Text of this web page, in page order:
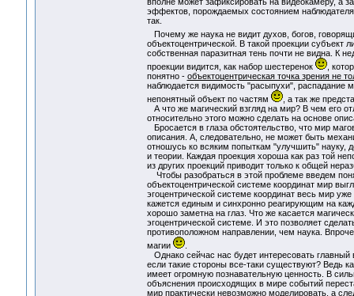
эффектов, порождаемых состоянием
так.
Почему же наука не видит духов, богов,
объектоцентрической. В такой проекции субъект
собственная паразитная тень почти не видна. К
проекции видится, как набор шестеренок
,
понятно - объектоцентрическая точка зрения не
наблюдается видимость "расыпухи", распадание
непонятный объект по частям
, а так же
А что же магический взгляд на мир? В чем его
относительно этого можно сделать на основе
Бросается в глаза обстоятельство, что мир
описания. А, следовательно, не может быть
отношусь ко всяким попыткам "улучшить" науку,
и теории. Каждая проекция хороша как раз той
из других проекций приводит только к общей
Чтобы разобраться в этой проблеме введем
объектоцентрической системе координат мир
эгоцентрической системе координат весь мир
кажется единым и синхронно реагирующим на
хорошо заметна на глаз. Что же касается
эгоцентрической системе. И это позволяет
противоположном направлении, чем наука.
магии
.
Однако сейчас нас будет интересовать
если такие стороны все-таки существуют? Ведь
имеет огромную познавательную ценность. В
объяснения происходящих в мире событий
мир практически невозможно моделировать, а